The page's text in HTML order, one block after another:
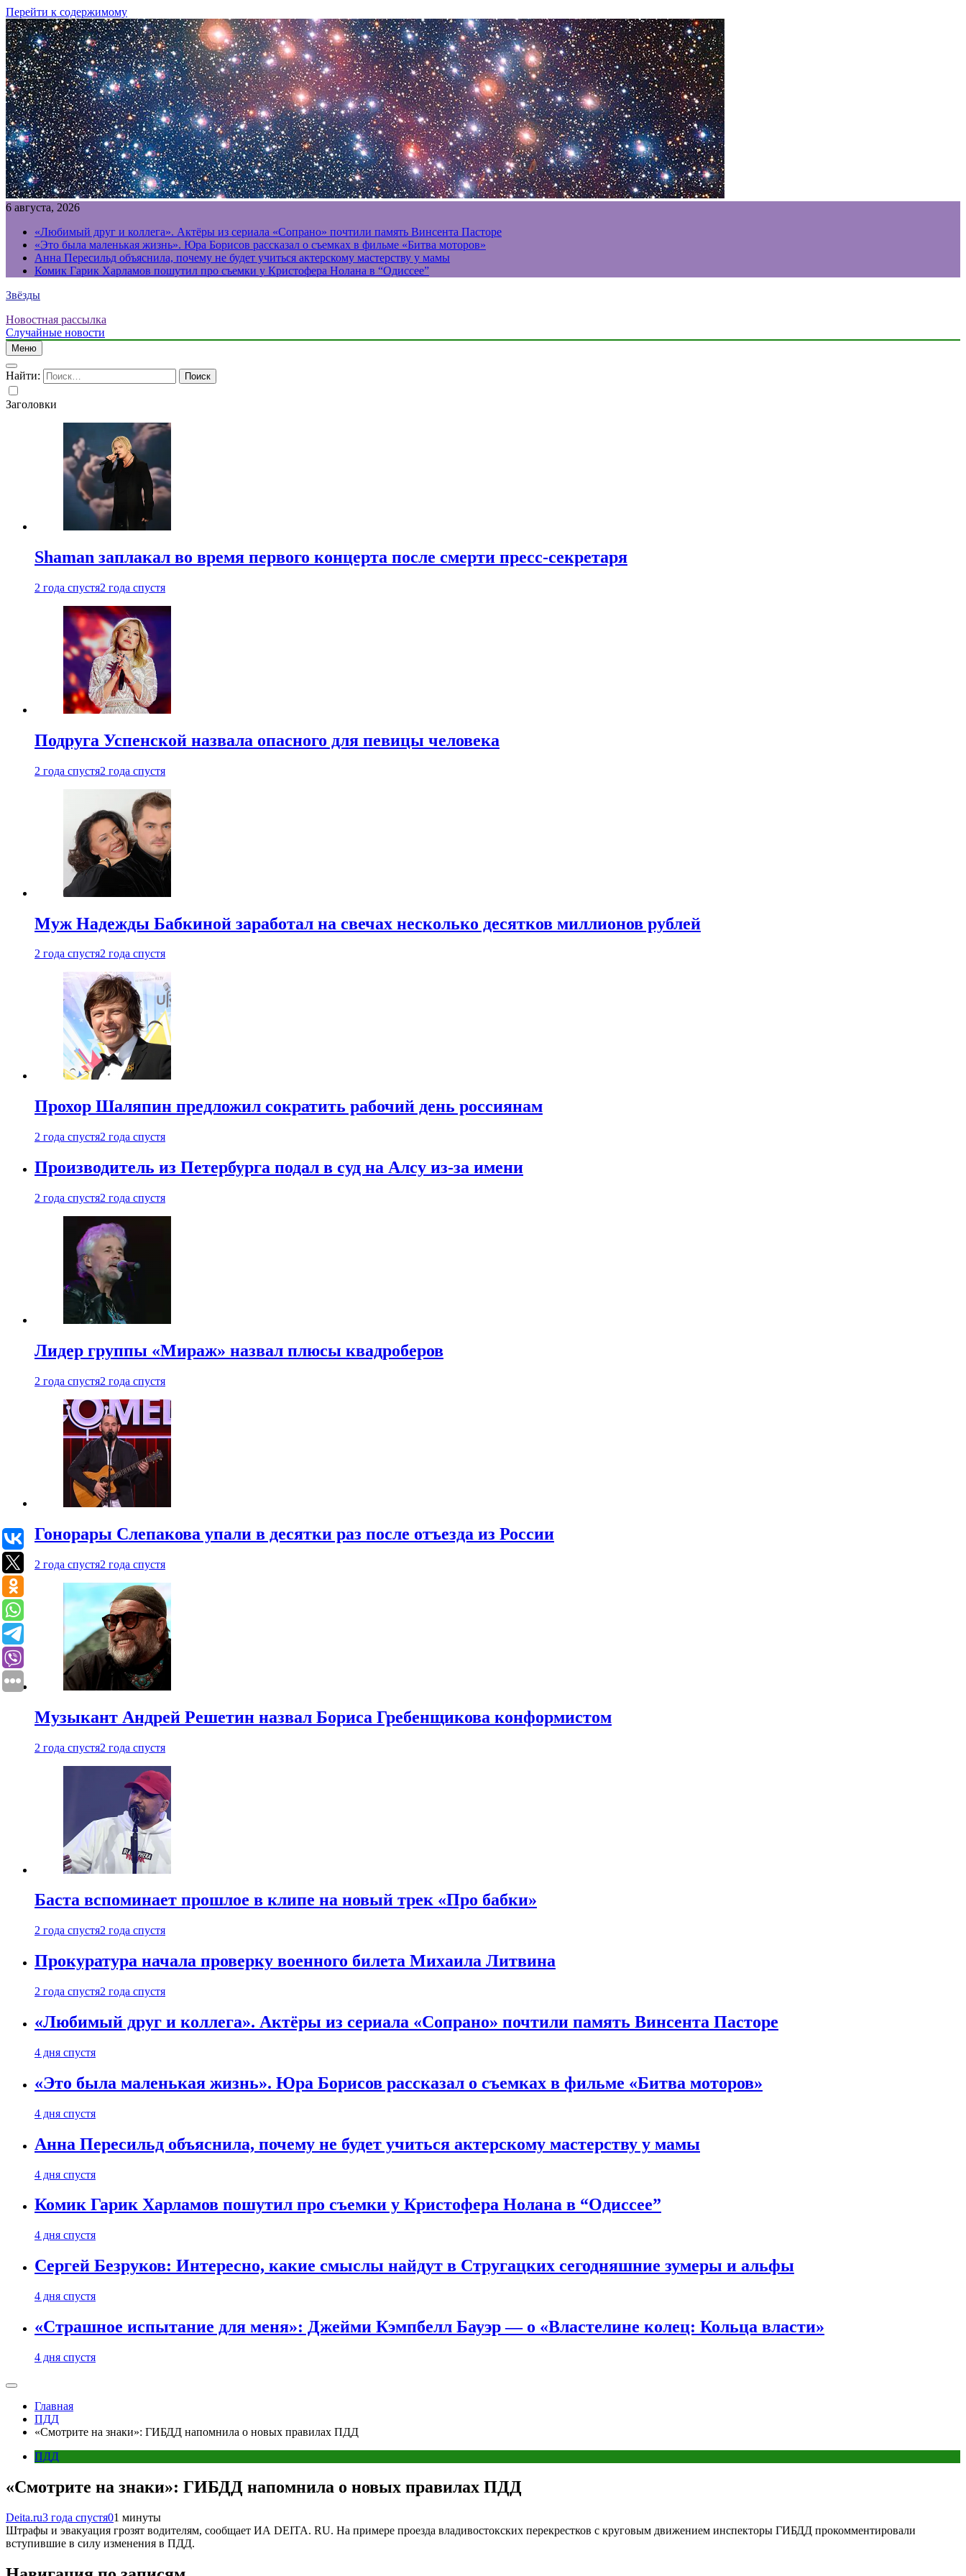
Перейти к содержимому
6 августа, 2026
«Любимый друг и коллега». Актёры из сериала «Сопрано» почтили память Винсента Пасторе
«Это была маленькая жизнь». Юра Борисов рассказал о съемках в фильме «Битва моторов»
Анна Пересильд объяснила, почему не будет учиться актерскому мастерству у мамы
Комик Гарик Харламов пошутил про съемки у Кристофера Нолана в “Одиссее”
Звёзды
Новостная рассылка
Случайные новости
Меню
Найти:
Заголовки
Shaman заплакал во время первого концерта после смерти пресс-секретаря
2 года спустя2 года спустя
Подруга Успенской назвала опасного для певицы человека
2 года спустя2 года спустя
Муж Надежды Бабкиной заработал на свечах несколько десятков миллионов рублей
2 года спустя2 года спустя
Прохор Шаляпин предложил сократить рабочий день россиянам
2 года спустя2 года спустя
Производитель из Петербурга подал в суд на Алсу из-за имени
2 года спустя2 года спустя
Лидер группы «Мираж» назвал плюсы квадроберов
2 года спустя2 года спустя
Гонорары Слепакова упали в десятки раз после отъезда из России
2 года спустя2 года спустя
Музыкант Андрей Решетин назвал Бориса Гребенщикова конформистом
2 года спустя2 года спустя
Баста вспоминает прошлое в клипе на новый трек «Про бабки»
2 года спустя2 года спустя
Прокуратура начала проверку военного билета Михаила Литвина
2 года спустя2 года спустя
«Любимый друг и коллега». Актёры из сериала «Сопрано» почтили память Винсента Пасторе
4 дня спустя
«Это была маленькая жизнь». Юра Борисов рассказал о съемках в фильме «Битва моторов»
4 дня спустя
Анна Пересильд объяснила, почему не будет учиться актерскому мастерству у мамы
4 дня спустя
Комик Гарик Харламов пошутил про съемки у Кристофера Нолана в “Одиссее”
4 дня спустя
Сергей Безруков: Интересно, какие смыслы найдут в Стругацких сегодняшние зумеры и альфы
4 дня спустя
«Страшное испытание для меня»: Джейми Кэмпбелл Бауэр — о «Властелине колец: Кольца власти»
4 дня спустя
Главная
ПДД
«Смотрите на знаки»: ГИБДД напомнила о новых правилах ПДД
ПДД
«Смотрите на знаки»: ГИБДД напомнила о новых правилах ПДД
Deita.ru3 года спустя01 минуты
Штрафы и эвакуация грозят водителям, сообщает ИА DEITA. RU. На примере проезда владивостокских перекрестков с круговым движением инспекторы ГИБДД прокомментировали
вступившие в силу изменения в ПДД.